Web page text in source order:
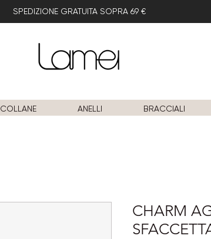
SPEDIZIONE GRATUITA SOPRA 69 €
COLLANE ANELLI BRACCIALI
CHARM